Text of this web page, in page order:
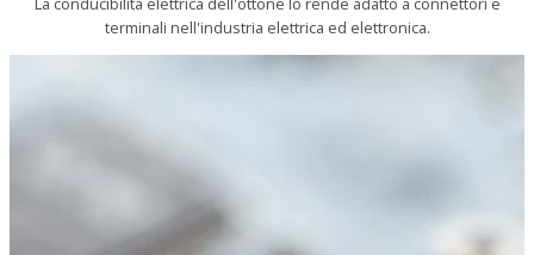
terminali nell'industria elettrica ed elettronica.